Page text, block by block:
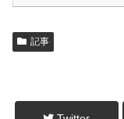
記事